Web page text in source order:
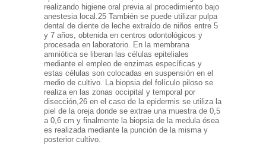
realizando higiene oral previa al procedimiento bajo
anestesia local.25 También se puede utilizar pulpa
dental de diente de leche extraído de niños entre 5
y 7 años, obtenida en centros odontológicos y
procesada en laboratorio. En la membrana
amniótica se liberan las células epiteliales
mediante el empleo de enzimas específicas y
estas células son colocadas en suspensión en el
medio de cultivo. La biopsia del folículo piloso se
realiza en las zonas occipital y temporal por
disección,26 en el caso de la epidermis se utiliza la
piel de la oreja donde se extrae una muestra de 0,5
a 0,6 cm y finalmente la biopsia de la medula ósea
es realizada mediante la punción de la misma y
posterior cultivo.